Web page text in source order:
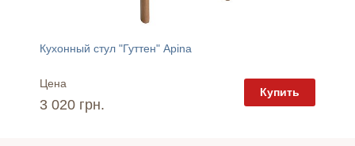
Кухонный стул "Гуттен" Apina
Цена
3 020 грн.
Купить